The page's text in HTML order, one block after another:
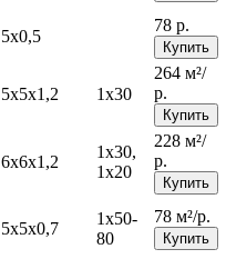
5х0,5
78 р.
Купить
5х5х1,2 1х30
264 м²/
р.
Купить
6х6х1,2
1х30,
1х20
228 м²/
р.
Купить
5х5х0,7
1х50-
80
78 м²/р.
Купить